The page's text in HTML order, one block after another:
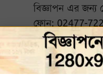
বিজ্ঞাপন এর
ফোন: 02477-
আমাদের সঙ্গে